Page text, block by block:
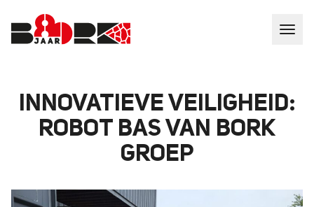
INNOVATIEVE VEILIGHEID:
ROBOT BAS VAN BORK
GROEP